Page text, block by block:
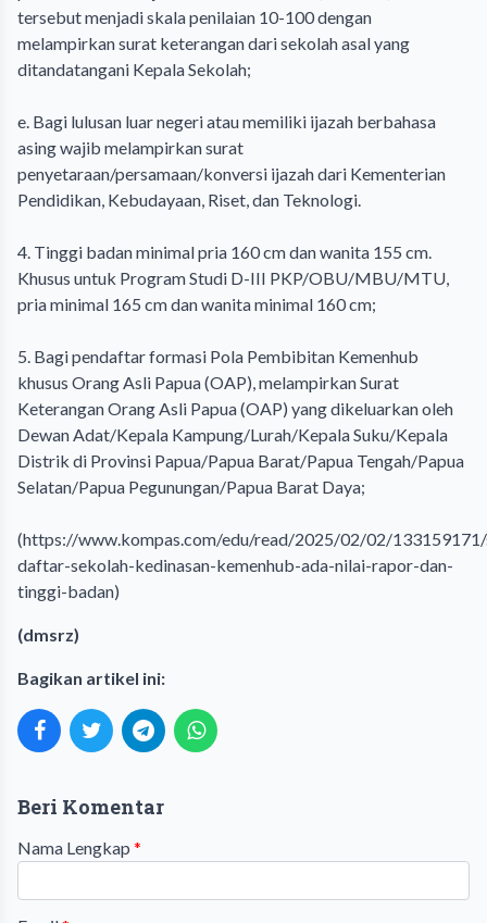
tersebut menjadi skala penilaian 10-100 dengan
melampirkan surat keterangan dari sekolah asal yang
ditandatangani Kepala Sekolah;
e. Bagi lulusan luar negeri atau memiliki ijazah berbahasa
asing wajib melampirkan surat
penyetaraan/persamaan/konversi ijazah dari Kementerian
Pendidikan, Kebudayaan, Riset, dan Teknologi.
4. Tinggi badan minimal pria 160 cm dan wanita 155 cm.
Khusus untuk Program Studi D-III PKP/OBU/MBU/MTU,
pria minimal 165 cm dan wanita minimal 160 cm;
5. Bagi pendaftar formasi Pola Pembibitan Kemenhub
khusus Orang Asli Papua (OAP), melampirkan Surat
Keterangan Orang Asli Papua (OAP) yang dikeluarkan oleh
Dewan Adat/Kepala Kampung/Lurah/Kepala Suku/Kepala
Distrik di Provinsi Papua/Papua Barat/Papua Tengah/Papua
Selatan/Papua Pegunungan/Papua Barat Daya;
(https://www.kompas.com/edu/read/2025/02/02/
daftar-sekolah-kedinasan-kemenhub-ada-nilai-rapor-dan-
tinggi-badan)
(dmsrz)
Bagikan artikel ini:
Beri Komentar
Nama Lengkap *